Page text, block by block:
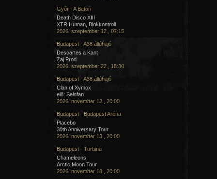
Győr - A Beton
Death Disco XIII
XTR Human, Blokkontroll
2026. szeptember 12., 07:15
Budapest - A38 állóhajó
Descartes a Kant
Zaj Prod.
2026. szeptember 22., 18:30
Budapest - A38 állóhajó
Clan of Xymox
elő: Selofan
2026. november 12., 20:00
Budapest - Budapest Aréna
Placebo
30th Anniversary Tour
2026. november 13., 20:00
Budapest - Turbina
Chameleons
Arctic Moon Tour
2026. november 18., 20:00